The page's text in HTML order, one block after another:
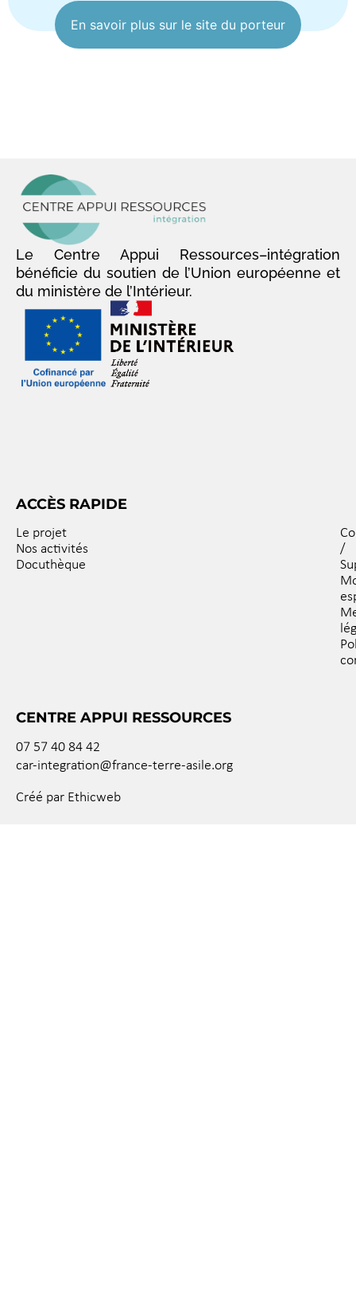
En savoir plus sur le site du porteur
Le Centre Appui Ressources–intégration
bénéficie du soutien de l’Union européenne et
du ministère de l’Intérieur.
ACCÈS RAPIDE
Le projet
Nos activités
Docuthèque
/
CENTRE APPUI RESSOURCES
07 57 40 84 42
car-integration@france-terre-asile.org
Créé par Ethicweb